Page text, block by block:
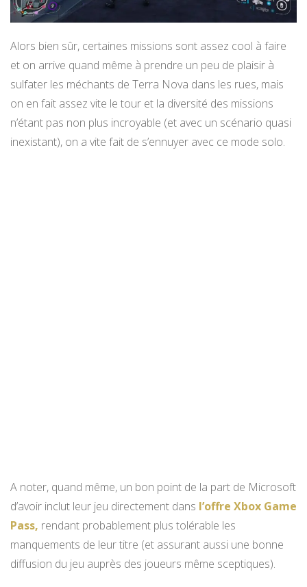
Alors bien sûr, certaines missions sont assez cool à faire
et on arrive quand même à prendre un peu de plaisir à
sulfater les méchants de Terra Nova dans les rues, mais
on en fait assez vite le tour et la diversité des missions
n’étant pas non plus incroyable (et avec un scénario quasi
inexistant), on a vite fait de s’ennuyer avec ce mode solo.
A noter, quand même, un bon point de la part de Microsoft
d’avoir inclut leur jeu directement dans l’offre Xbox Game
Pass, rendant probablement plus tolérable les
manquements de leur titre (et assurant aussi une bonne
diffusion du jeu auprès des joueurs même sceptiques).